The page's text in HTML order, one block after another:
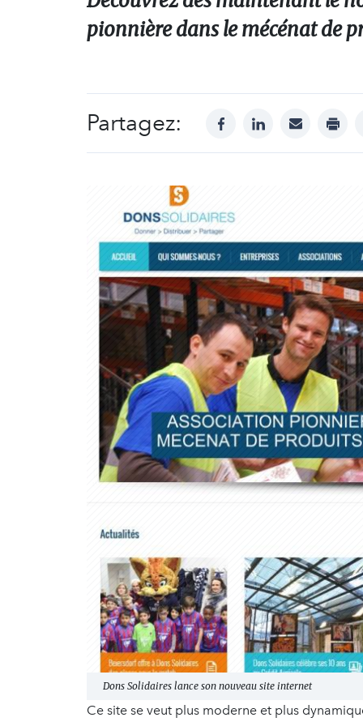
pionnière dans le mécénat de
Partagez: facebooklinkedinmail print
Dons Solidaires lance son nouveau site internet
Ce site se veut plus moderne et plus